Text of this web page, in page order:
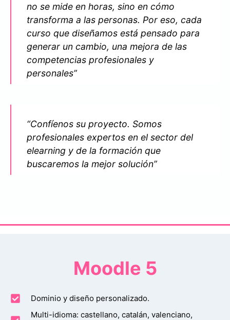
no se mide en horas, sino en cómo
transforma a las personas. Por eso, cada
curso que diseñamos está pensado para
generar un cambio, una mejora de las
competencias profesionales y
personales”
“Confíenos su proyecto. Somos
profesionales expertos en el sector del
elearning y de la formación que
buscaremos la mejor solución”
Moodle 5
Dominio y diseño personalizado.
Multi-idioma: castellano, catalán, valenciano,